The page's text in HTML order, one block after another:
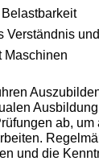
Verständnis
Maschinen
ab,
und die